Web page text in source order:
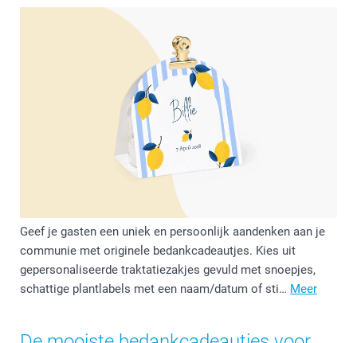
Geef je gasten een uniek en persoonlijk aandenken aan je
communie met originele bedankcadeautjes. Kies uit
gepersonaliseerde traktatiezakjes gevuld met snoepjes,
schattige plantlabels met een naam/datum of sti… Meer